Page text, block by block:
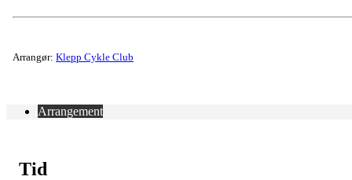
Arrangør: Klepp Cykle Club
Arrangement
Tid